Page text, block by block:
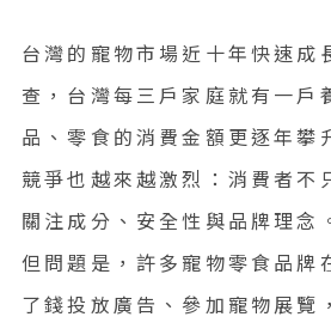
台灣的寵物市場近十年快速成
查，台灣每三戶家庭就有一戶
品、零食的消費金額更逐年攀
競爭也越來越激烈：消費者不
關注成分、安全性與品牌理念
但問題是，許多寵物零食品牌
了錢投放廣告、參加寵物展覽